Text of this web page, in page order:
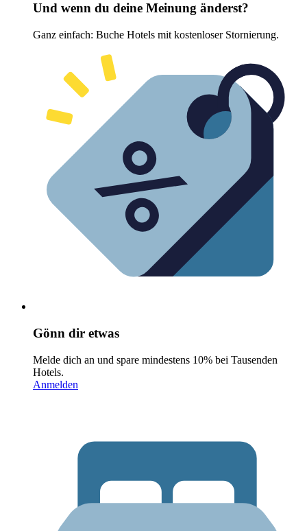
Und wenn du deine Meinung änderst?
Ganz einfach: Buche Hotels mit kostenloser Stornierung.
Gönn dir etwas
Melde dich an und spare mindestens 10% bei Tausenden
Hotels.
Anmelden